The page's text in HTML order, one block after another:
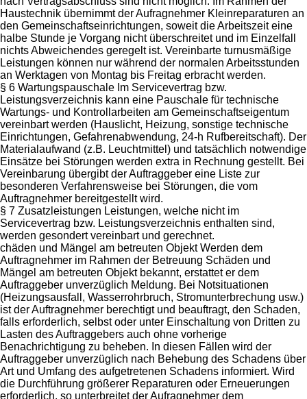
Haustechnik übernimmt der Aufragnehmer Kleinreparaturen an
den Gemeinschaftseinrichtungen, soweit die Arbeitszeit eine
halbe Stunde je Vorgang nicht überschreitet und im Einzelfall
nichts Abweichendes geregelt ist. Vereinbarte turnusmäßige
Leistungen können nur während der normalen Arbeitsstunden
an Werktagen von Montag bis Freitag erbracht werden.
§ 6 Wartungspauschale Im Servicevertrag bzw.
Leistungsverzeichnis kann eine Pauschale für technische
Wartungs- und Kontrollarbeiten am Gemeinschaftseigentum
vereinbart werden (Hauslicht, Heizung, sonstige technische
Einrichtungen, Gefahrenabwendung, 24-h Rufbereitschaft). Der
Materialaufwand (z.B. Leuchtmittel) und tatsächlich notwendige
Einsätze bei Störungen werden extra in Rechnung gestellt. Bei
Vereinbarung übergibt der Auftraggeber eine Liste zur
besonderen Verfahrensweise bei Störungen, die vom
Auftragnehmer bereitgestellt wird.
§ 7 Zusatzleistungen Leistungen, welche nicht im
Servicevertrag bzw. Leistungsverzeichnis enthalten sind,
werden gesondert vereinbart und gerechnet.
chäden und Mängel am betreuten Objekt Werden dem
Auftragnehmer im Rahmen der Betreuung Schäden und
Mängel am betreuten Objekt bekannt, erstattet er dem
Auftraggeber unverzüglich Meldung. Bei Notsituationen
(Heizungsausfall, Wasserrohrbruch, Stromunterbrechung usw.)
ist der Auftragnehmer berechtigt und beauftragt, den Schaden,
falls erforderlich, selbst oder unter Einschaltung von Dritten zu
Lasten des Auftraggebers auch ohne vorherige
Benachrichtigung zu beheben. In diesen Fällen wird der
Auftraggeber unverzüglich nach Behebung des Schadens über
Art und Umfang des aufgetretenen Schadens informiert. Wird
die Durchführung größerer Reparaturen oder Erneuerungen
erforderlich, so unterbreitet der Aufragnehmer dem